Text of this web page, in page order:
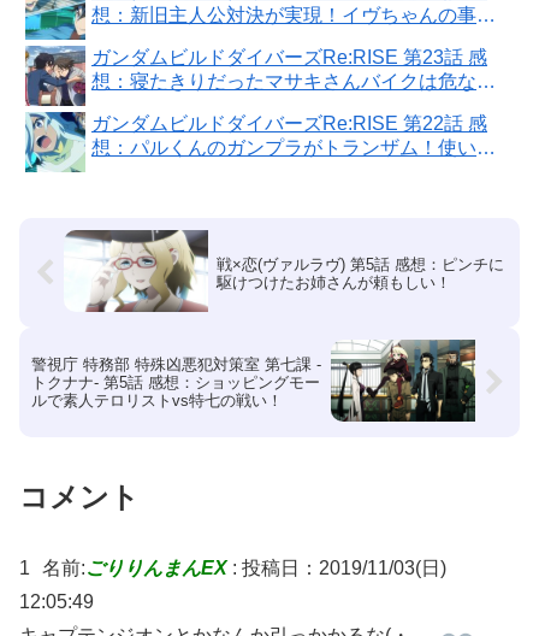
想：新旧主人公対決が実現！イヴちゃんの事知
ガンダムビルドダイバーズRe:RISE 第23話 感
想：寝たきりだったマサキさんバイクは危な
ガンダムビルドダイバーズRe:RISE 第22話 感
想：パルくんのガンプラがトランザム！使いこ
戦×恋(ヴァルラヴ) 第5話 感想：ピンチに
駆けつけたお姉さんが頼もしい！
警視庁 特務部 特殊凶悪犯対策室 第七課 -
トクナナ- 第5話 感想：ショッピングモー
ルで素人テロリストvs特七の戦い！
コメント
1 名前:ごりりんまんEX: 投稿日：2019/11/03(日)
12:05:49